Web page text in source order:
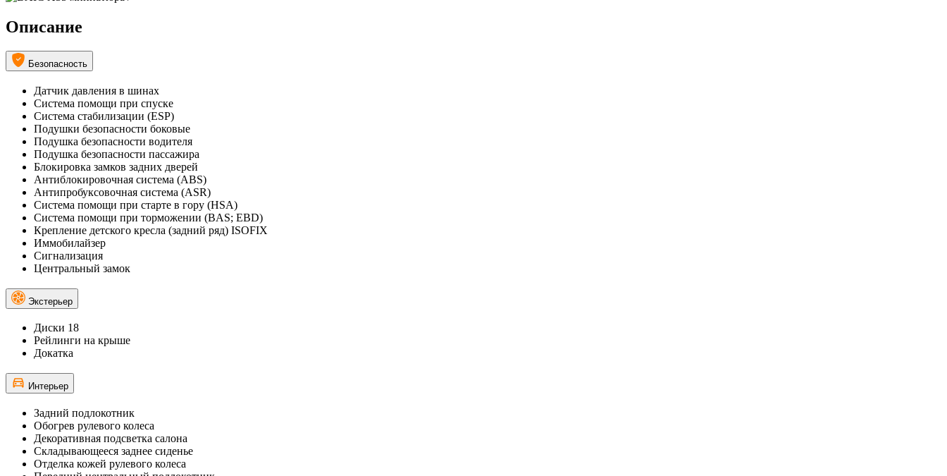
Описание
Безопасность
Датчик давления в шинах
Система помощи при спуске
Система стабилизации (ESP)
Подушки безопасности боковые
Подушка безопасности водителя
Подушка безопасности пассажира
Блокировка замков задних дверей
Антиблокировочная система (ABS)
Антипробуксовочная система (ASR)
Система помощи при старте в гору (HSA)
Система помощи при торможении (BAS; EBD)
Крепление детского кресла (задний ряд) ISOFIX
Иммобилайзер
Сигнализация
Центральный замок
Экстерьер
Диски 18
Рейлинги на крыше
Докатка
Интерьер
Задний подлокотник
Обогрев рулевого колеса
Декоративная подсветка салона
Складывающееся заднее сиденье
Отделка кожей рулевого колеса